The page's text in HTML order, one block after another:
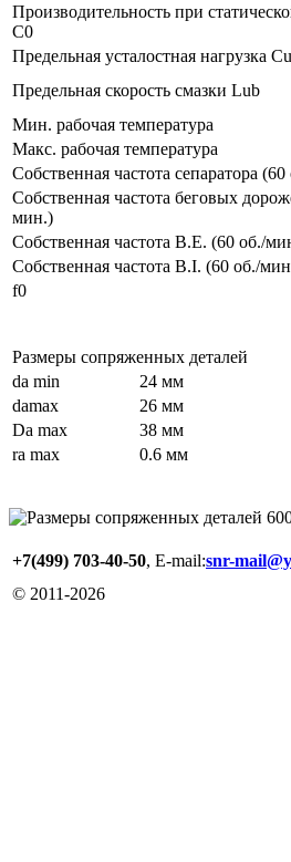
Производительность при
C0
Предельная усталостная нагрузка Cu
Предельная скорость смазки Lub
Мин. рабочая температура
Макс. рабочая температура
Собственная частота сепаратора
Собственная частота беговых
мин.)
Собственная частота B.E. (60 об./
Собственная частота B.I. (60 об./
f0
Размеры сопряженных деталей
da min
24 мм
damax
26 мм
Da max
38 мм
ra max
0.6 мм
+7(499) 703-40-50, E-mail:snr-
© 2011-2026